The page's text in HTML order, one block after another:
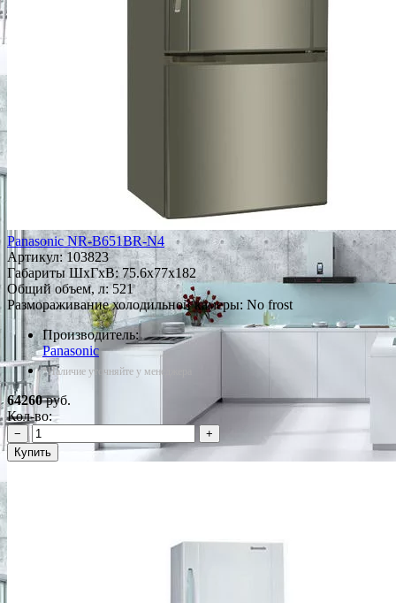
Panasonic NR-B651BR-N4
Артикул:103823
Габариты ШxГxВ: 75.6x77x182
Общий объем, л: 521
Размораживание холодильной камеры: No frost
Производитель:
Panasonic
*Наличие уточняйте у менеджера
64260руб.
Кол-во:
−
+
Купить